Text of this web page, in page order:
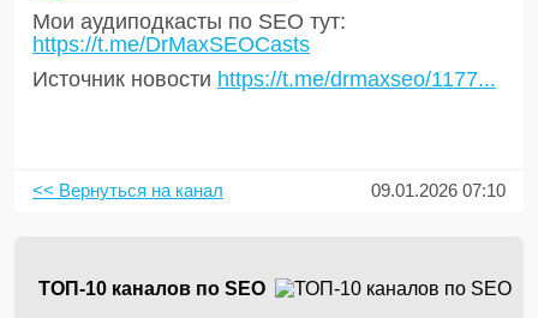
Мои аудиподкасты по SEO тут:
https://t.me/DrMaxSEOCasts
Источник новости https://t.me/drmaxseo/1177...
<< Вернуться на канал 09.01.2026 07:10
ТОП-10 каналов по SEO